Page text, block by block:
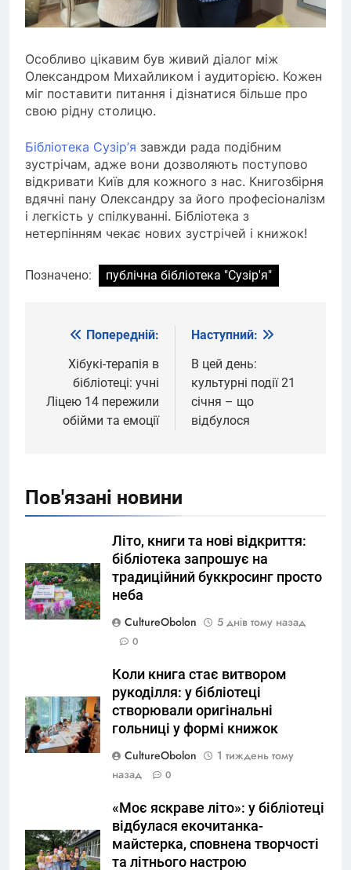
Особливо цікавим був живий діалог між
Олександром Михайликом і аудиторією. Кожен
міг поставити питання і дізнатися більше про
свою рідну столицю.
Бібліотека Сузір’я завжди рада подібним
зустрічам, адже вони дозволяють поступово
відкривати Київ для кожного з нас. Книгозбірня
вдячні пану Олександру за його професіоналізм
і легкість у спілкуванні. Бібліотека з
нетерпінням чекає нових зустрічей і книжок!
Позначено: публічна бібліотека "Сузір'я"
Навігація
записів
Попередній:
Хібукі-терапія в
бібліотеці: учні
Ліцею 14 пережили
обійми та емоції
Наступний:
В цей день:
культурні події 21
січня – що
відбулося
Пов'язані новини
Літо, книги та нові відкриття:
бібліотека запрошує на
традиційний буккросинг просто
неба
CultureObolon
5 днів тому назад
0
Коли книга стає витвором
рукоділля: у бібліотеці
створювали оригінальні
гольниці у формі книжок
CultureObolon
1 тиждень тому
назад
0
«Моє яскраве літо»: у бібліотеці
відбулася екочитанка-
майстерка, сповнена творчості
та літнього настрою